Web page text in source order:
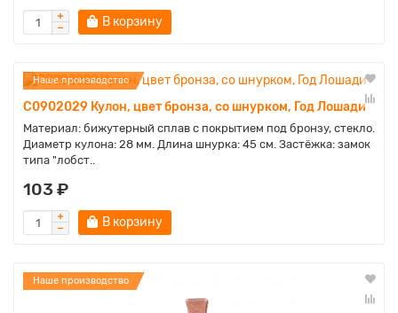
В корзину
Наше производство
C0902029 Кулон, цвет бронза, со шнурком, Год Лошади
Материал: бижутерный сплав с покрытием под бронзу, стекло.
Диаметр кулона: 28 мм. Длина шнурка: 45 см. Застёжка: замок
типа "лобст..
103 ₽
В корзину
Наше производство